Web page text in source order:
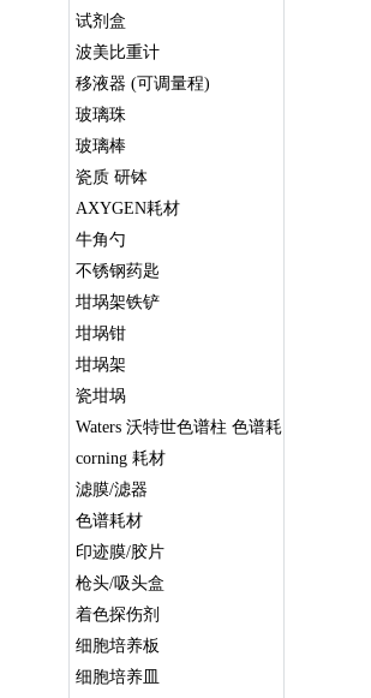
试剂盒
波美比重计
移液器 (可调量程)
玻璃珠
玻璃棒
瓷质 研钵
AXYGEN耗材
牛角勺
不锈钢药匙
坩埚架铁铲
坩埚钳
坩埚架
瓷坩埚
Waters 沃特世色谱柱 色谱耗
材 Symmetry Sep-Pak AccQ
corning 耗材
滤膜/滤器
色谱耗材
印迹膜/胶片
枪头/吸头盒
着色探伤剂
细胞培养板
细胞培养皿